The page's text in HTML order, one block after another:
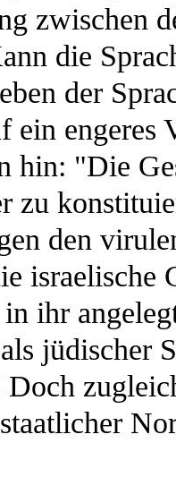
zwischen
die
der
ein engeres
hin: "Die
zu
den
israelische
ihr
jüdischer
Doch